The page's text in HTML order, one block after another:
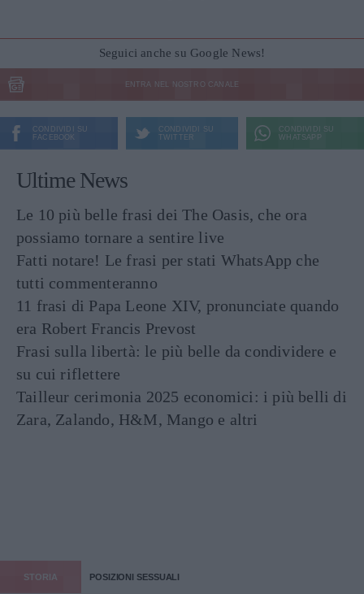
Seguici anche su Google News!
ENTRA NEL NOSTRO CANALE
CONDIVIDI SU
FACEBOOK
CONDIVIDI SU
TWITTER
CONDIVIDI SU
WHATSAPP
Ultime News
Le 10 più belle frasi dei The Oasis, che ora
possiamo tornare a sentire live
Fatti notare! Le frasi per stati WhatsApp che
tutti commenteranno
11 frasi di Papa Leone XIV, pronunciate quando
era Robert Francis Prevost
Frasi sulla libertà: le più belle da condividere e
su cui riflettere
Tailleur cerimonia 2025 economici: i più belli di
Zara, Zalando, H&M, Mango e altri
STORIA POSIZIONI SESSUALI